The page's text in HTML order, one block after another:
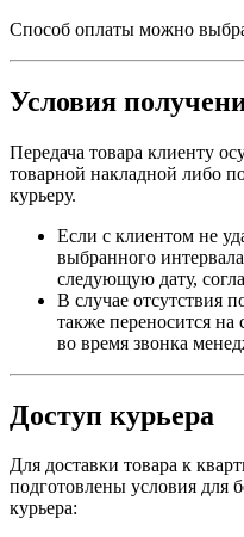
Способ оплаты можно
Условия
Передача товара клиенту
товарной накладной либо
курьеру.
Если с клиентом не
выбранного
следующую дату,
В случае отсутствия
также переносится
во время звонка
Доступ курьера
Для доставки товара к
подготовлены условия для
курьера: